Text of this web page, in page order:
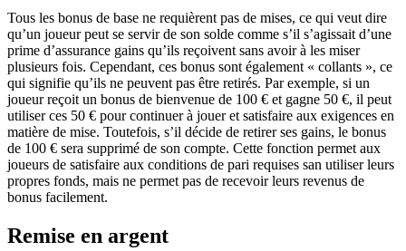
Tous les bonus de base ne requièrent pas de mises, ce qui veut dire
qu’un joueur peut se servir de son solde comme s’il s’agissait d’une
prime d’assurance gains qu’ils reçoivent sans avoir à les miser
plusieurs fois. Cependant, ces bonus sont également « collants », ce
qui signifie qu’ils ne peuvent pas être retirés. Par exemple, si un
joueur reçoit un bonus de bienvenue de 100 € et gagne 50 €, il peut
utiliser ces 50 € pour continuer à jouer et satisfaire aux exigences en
matière de mise. Toutefois, s’il décide de retirer ses gains, le bonus
de 100 € sera supprimé de son compte. Cette fonction permet aux
joueurs de satisfaire aux conditions de pari requises san utiliser leurs
propres fonds, mais ne permet pas de recevoir leurs revenus de
bonus facilement.
Remise en argent